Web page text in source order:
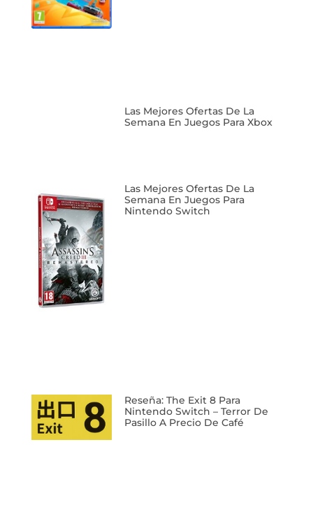
Las Mejores Ofertas De La
Semana En Juegos Para Xbox
Las Mejores Ofertas De La
Semana En Juegos Para
Nintendo Switch
Reseña: The Exit 8 Para
Nintendo Switch – Terror De
Pasillo A Precio De Café